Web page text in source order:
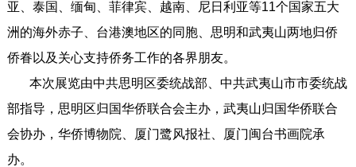
亚、泰国、缅甸、菲律宾、越南、尼日利亚等11个国家五大
洲的海外赤子、台港澳地区的同胞、思明和武夷山两地归侨
侨眷以及关心支持侨务工作的各界朋友。
本次展览由中共思明区委统战部、中共武夷山市市委统战
部指导，思明区归国华侨联合会主办，武夷山归国华侨联合
会协办，华侨博物院、厦门鹭风报社、厦门闽台书画院承
办。